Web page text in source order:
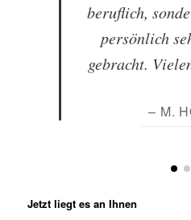
beruflich,
persönlich
gebracht.
– M.
Jetzt liegt es an Ihnen